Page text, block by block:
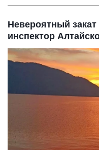
Невероятный
инспектор